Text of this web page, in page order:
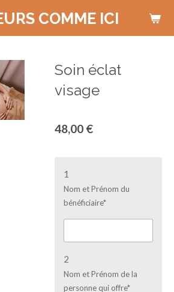
COMME ICI
Soin éclat
visage
48,00 €
1
Nom et Prénom du
bénéficiaire*
2
Nom et Prénom de la
personne qui offre*